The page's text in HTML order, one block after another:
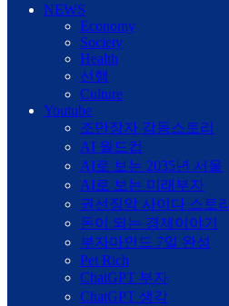
NEWS
Economy
Society
Health
선행
Culture
Youtube
조만장자 감동스토리
AI 월드컵
AI로 보는 2035년 서울
AI로 보는 미래부자
권선징악 사이다 스토리
돈이 되는 경제이야기
부자마인드 7일 완성
Pet Rich
ChatGPT 부자
ChatGPT 생각